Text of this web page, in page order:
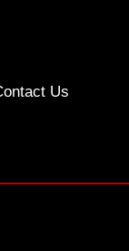
Us